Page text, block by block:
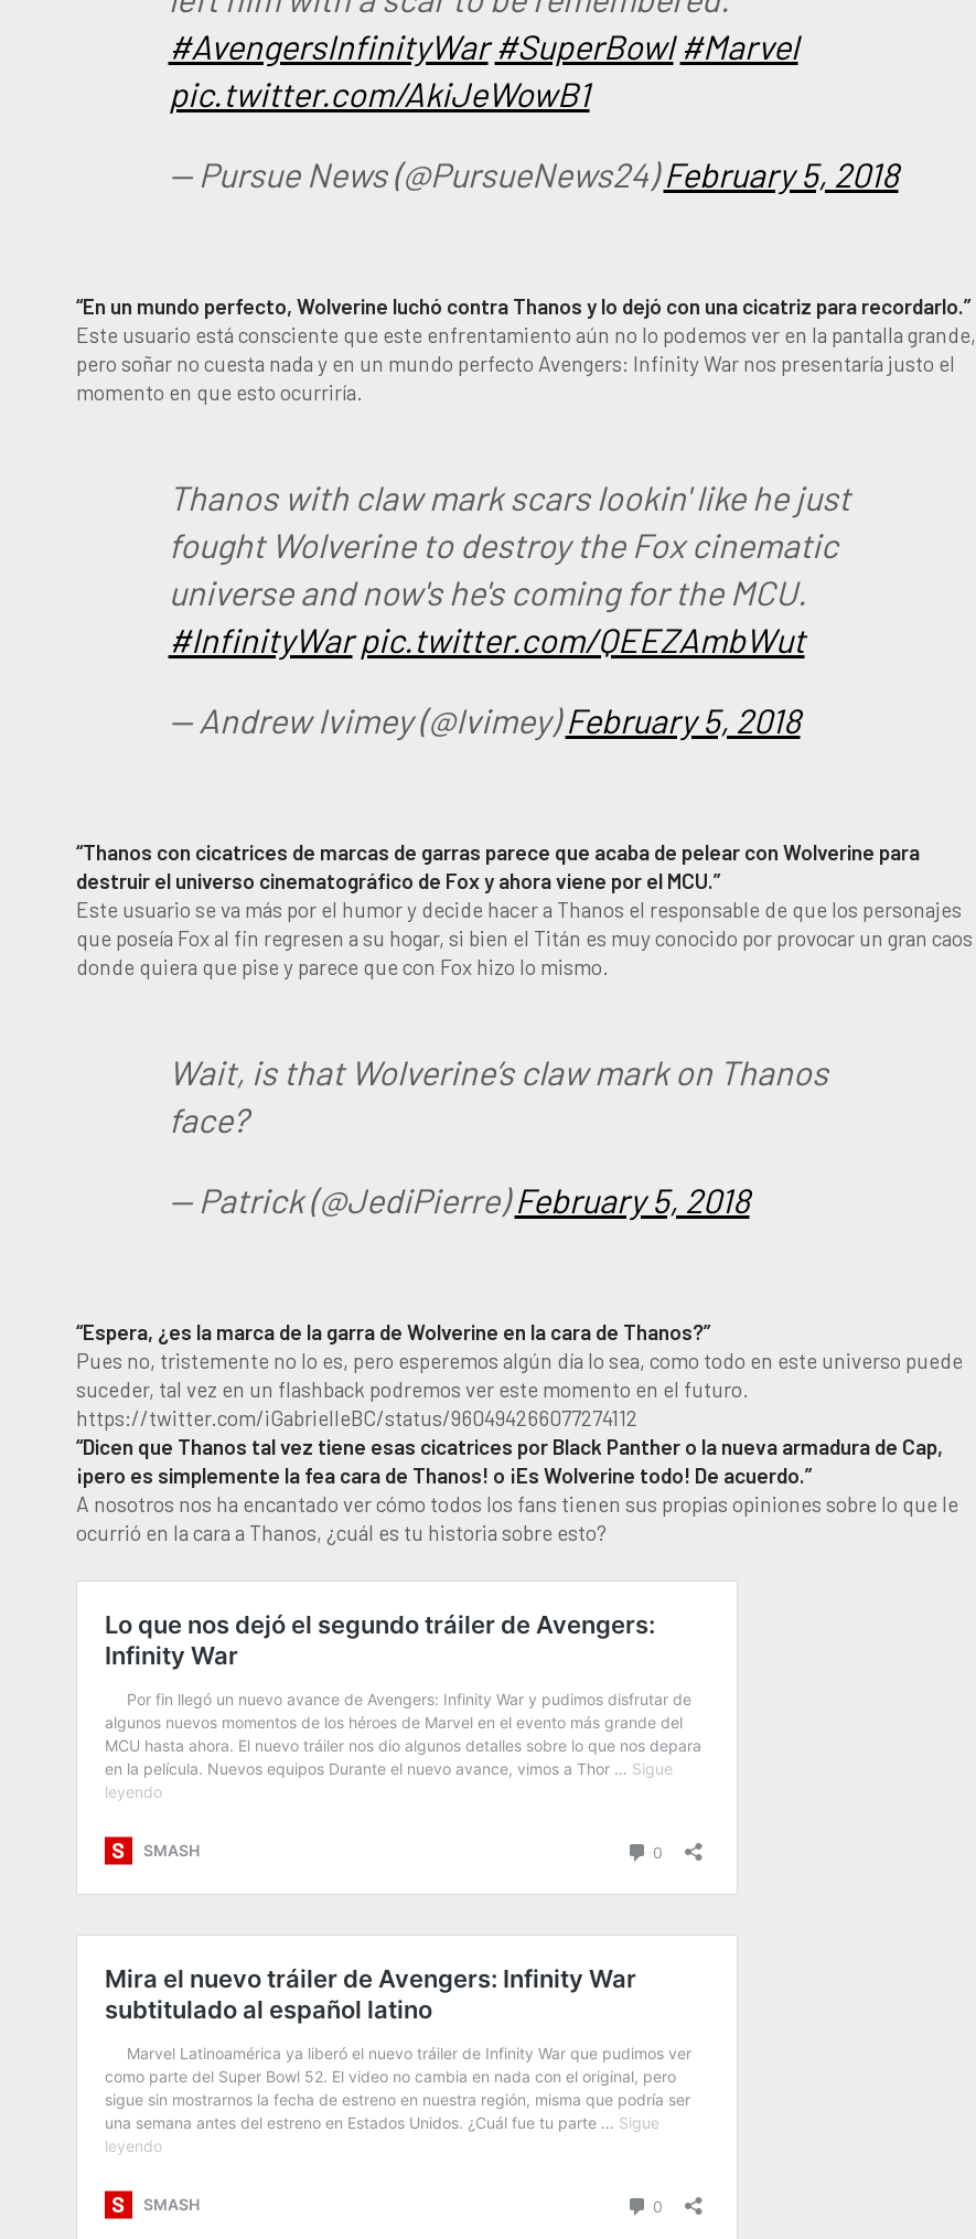
#AvengersInfinityWar #SuperBowl #Marvel
pic.twitter.com/AkiJeWowB1
— Pursue News (@PursueNews24)February 5, 2018
“En un mundo perfecto, Wolverine luchó contra Thanos y lo dejó con una cicatriz para recordarlo.”
Este usuario está consciente que este enfrentamiento aún no lo podemos ver en la pantalla grande,
pero soñar no cuesta nada y en un mundo perfecto Avengers: Infinity War nos presentaría justo el
momento en que esto ocurriría.
Thanos with claw mark scars lookin' like he just
fought Wolverine to destroy the Fox cinematic
universe and now's he's coming for the MCU.
#InfinityWar pic.twitter.com/QEEZAmbWut
— Andrew Ivimey (@Ivimey)February 5, 2018
“Thanos con cicatrices de marcas de garras parece que acaba de pelear con Wolverine para
destruir el universo cinematográfico de Fox y ahora viene por el MCU.”
Este usuario se va más por el humor y decide hacer a Thanos el responsable de que los personajes
que poseía Fox al fin regresen a su hogar, si bien el Titán es muy conocido por provocar un gran caos
donde quiera que pise y parece que con Fox hizo lo mismo.
Wait, is that Wolverine’s claw mark on Thanos
face?
— Patrick (@JediPierre)February 5, 2018
“Espera, ¿es la marca de la garra de Wolverine en la cara de Thanos?”
Pues no, tristemente no lo es, pero esperemos algún día lo sea, como todo en este universo puede
suceder, tal vez en un flashback podremos ver este momento en el futuro.
https://twitter.com/iGabrielleBC/status/960494266077274112
“Dicen que Thanos tal vez tiene esas cicatrices por Black Panther o la nueva armadura de Cap,
¡pero es simplemente la fea cara de Thanos! o ¡Es Wolverine todo! De acuerdo.”
A nosotros nos ha encantado ver cómo todos los fans tienen sus propias opiniones sobre lo que le
ocurrió en la cara a Thanos, ¿cuál es tu historia sobre esto?